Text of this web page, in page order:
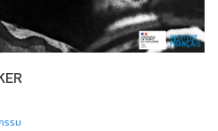
รรม